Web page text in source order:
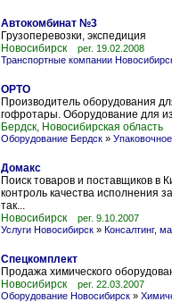
Автокомбинат №3
Грузоперевозки, экспедиция
Новосибирск
рег. 19.02.2008
Транспортные компании
ОРТО
Производитель оборудования
гофротары. Оборудование для
Бердск, Новосибирская область
Оборудование Бердск »
Домакс
Поиск товаров и поставщиков в
контроль качества исполнения
так...
Новосибирск
рег. 9.10.2007
Услуги Новосибирск » Консалтинг,
Спецкомплект
Продажа химического
Новосибирск
рег. 22.03.2007
Оборудование Новосибирск »